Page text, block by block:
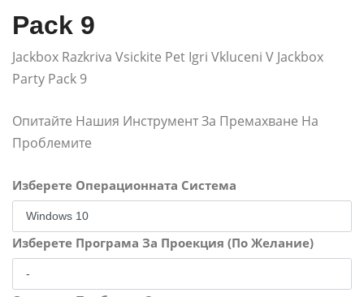
Pack 9
Jackbox Razkriva Vsickite Pet Igri Vkluceni V Jackbox
Party Pack 9
Опитайте Нашия Инструмент За Премахване На
Проблемите
Изберете Операционната Система
Изберете Програма За Проекция (По Желание)